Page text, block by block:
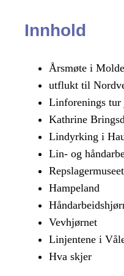
Innhold
Årsmøte i
utflukt til
Linforenings tur
Kathrine
Lindyrking i
Lin- og
Hampeland
Vevhjørnet
Linjentene i
Hva skjer